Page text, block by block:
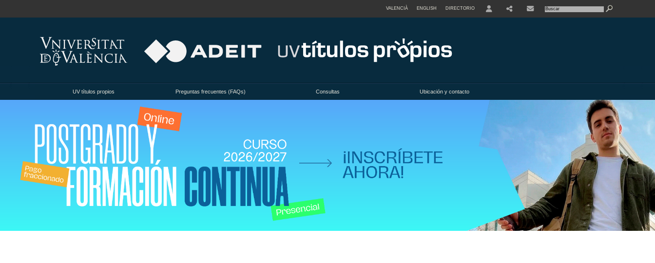
VALENCIÀ ENGLISH DIRECTORIO
UV títulos propios Preguntas frecuentes (FAQs) Consultas Ubicación y contacto